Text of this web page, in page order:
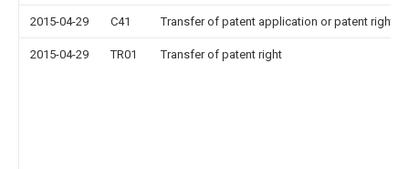
2015-04-29 C41 Transfer of patent application or patent right
2015-04-29 TR01 Transfer of patent right